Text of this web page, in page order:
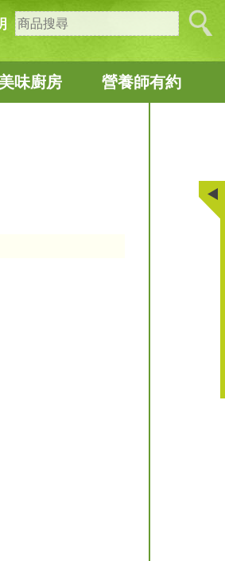
美味廚房 營養師有約